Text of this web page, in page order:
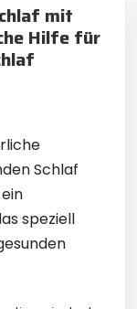
mit
Hilfe für
Schlaf
speziell